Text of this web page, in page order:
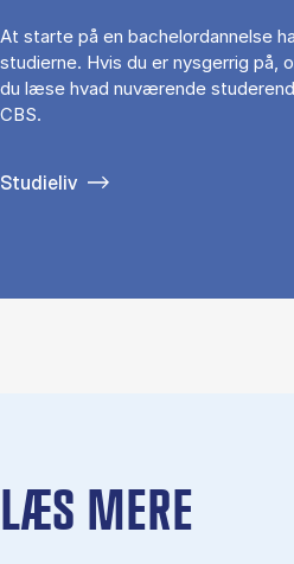
At starte på en bachelordannelse
studierne. Hvis du er nysgerrig på,
du læse hvad nuværende
CBS.
Studieliv
LÆS MERE